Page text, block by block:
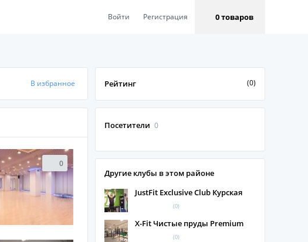
Войти Регистрация 0 товаров
В избранное Рейтинг (0)
0
Посетители 0
Другие клубы в этом районе
JustFit Exclusive Club Курская
(0)
X-Fit Чистые пруды Premium
(0)